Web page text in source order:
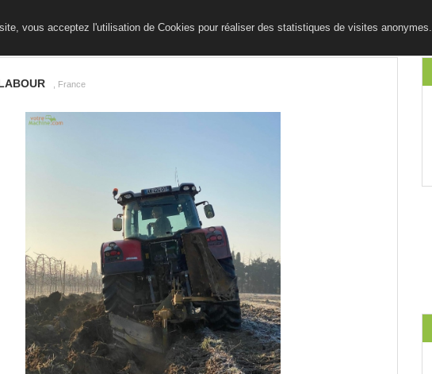
vous acceptez l'utilisation de Cookies pour réaliser des statistiques de visites anonymes.
, France